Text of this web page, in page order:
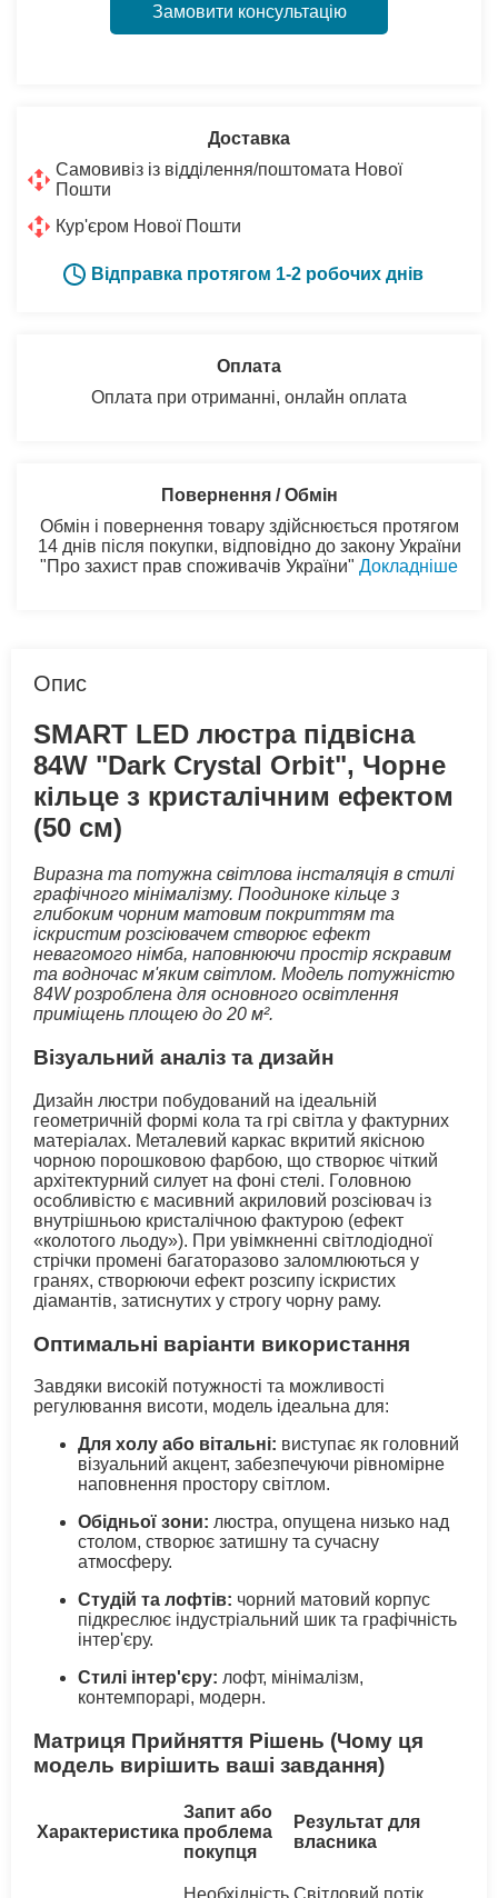
Замовити консультацію
Доставка
Самовивіз із відділення/поштомата Нової
Пошти
Кур'єром Нової Пошти
Відправка протягом 1-2 робочих днів
Оплата
Оплата при отриманні, онлайн оплата
Повернення / Обмін
Обмін і повернення товару здійснюється протягом
14 днів після покупки, відповідно до закону України
"Про захист прав споживачів України" Докладніше
Опис
SMART LED люстра підвісна
84W "Dark Crystal Orbit", Чорне
кільце з кристалічним ефектом
(50 см)
Виразна та потужна світлова інсталяція в стилі
графічного мінімалізму. Поодиноке кільце з
глибоким чорним матовим покриттям та
іскристим розсіювачем створює ефект
невагомого німба, наповнюючи простір яскравим
та водночас м'яким світлом. Модель потужністю
84W розроблена для основного освітлення
приміщень площею до 20 м².
Візуальний аналіз та дизайн
Дизайн люстри побудований на ідеальній
геометричній формі кола та грі світла у фактурних
матеріалах. Металевий каркас вкритий якісною
чорною порошковою фарбою, що створює чіткий
архітектурний силует на фоні стелі. Головною
особливістю є масивний акриловий розсіювач із
внутрішньою кристалічною фактурою (ефект
«колотого льоду»). При увімкненні світлодіодної
стрічки промені багаторазово заломлюються у
гранях, створюючи ефект розсипу іскристих
діамантів, затиснутих у строгу чорну раму.
Оптимальні варіанти використання
Завдяки високій потужності та можливості
регулювання висоти, модель ідеальна для:
Для холу або вітальні: виступає як головний
візуальний акцент, забезпечуючи рівномірне
наповнення простору світлом.
Обідньої зони: люстра, опущена низько над
столом, створює затишну та сучасну
атмосферу.
Студій та лофтів: чорний матовий корпус
підкреслює індустріальний шик та графічність
інтер'єру.
Стилі інтер'єру: лофт, мінімалізм,
контемпорарі, модерн.
Матриця Прийняття Рішень (Чому ця
модель вирішить ваші завдання)
Характеристика
Запит або
проблема
покупця
Результат для
власника
Необхідність Світловий потік